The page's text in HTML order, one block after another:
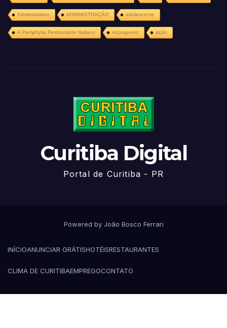
Administrativo ADMINISTRAÇÃO adolescente
A Pamphylia Restaurante Italiano Açougueiro ação
Curitiba Digital
Portal de Curitiba - PR
Powered by João Bosco Ferrari
INÍCIOANUNCIAR GRÁTISHOTÉISRESTAURANTES
CLIMA DE CURITIBAEMPREGOCONTATO